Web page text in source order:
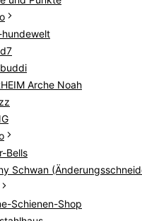
hundewelt
Arche Noah
Bells
Schwan
Schienen-Shop